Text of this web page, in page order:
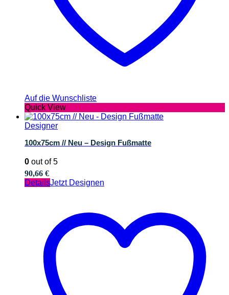
Auf die Wunschliste
Quick View
Designer
100x75cm // Neu – Design Fußmatte
0 out of 5
90,66 €
DetailsJetzt Designen